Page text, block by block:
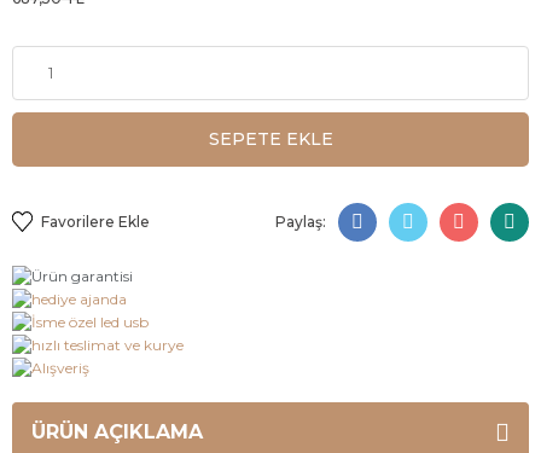
SEPETE EKLE
Paylaş:
ÜRÜN AÇIKLAMA